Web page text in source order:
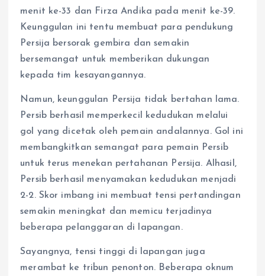
menit ke-33 dan Firza Andika pada menit ke-39.
Keunggulan ini tentu membuat para pendukung
Persija bersorak gembira dan semakin
bersemangat untuk memberikan dukungan
kepada tim kesayangannya.
Namun, keunggulan Persija tidak bertahan lama.
Persib berhasil memperkecil kedudukan melalui
gol yang dicetak oleh pemain andalannya. Gol ini
membangkitkan semangat para pemain Persib
untuk terus menekan pertahanan Persija. Alhasil,
Persib berhasil menyamakan kedudukan menjadi
2-2. Skor imbang ini membuat tensi pertandingan
semakin meningkat dan memicu terjadinya
beberapa pelanggaran di lapangan.
Sayangnya, tensi tinggi di lapangan juga
merambat ke tribun penonton. Beberapa oknum